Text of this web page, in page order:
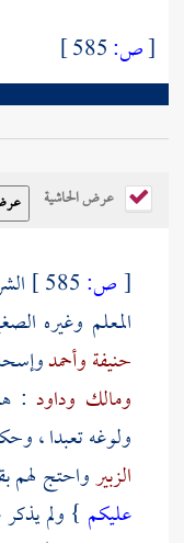
[ص:
عرض الحاشية
[ص:
المعلم وغيره
حنيفةوأحمد
ومالك وداود :
ولوغه تعبدا ،
الزبيرواحتج لهم
عليكم } ولم